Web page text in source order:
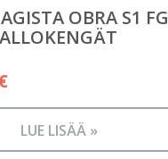
OBRA S1 FG
LUE LISÄÄ »